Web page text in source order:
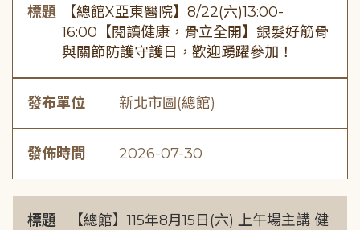
標題
【總館X亞東醫院】8/22(六)13:00-
16:00【閱讀健康，骨立全開】銀髮好筋骨
與關節防護守護日，歡迎踴躍參加！
發布單位 新北市圖(總館)
發佈時間 2026-07-30
標題
【總館】115年8月15日(六) 上午場主講 健